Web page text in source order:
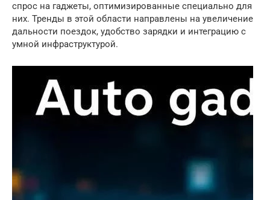
спрос на гаджеты, оптимизированные специально для
них. Тренды в этой области направлены на увеличение
дальности поездок, удобство зарядки и интеграцию с
умной инфраструктурой.